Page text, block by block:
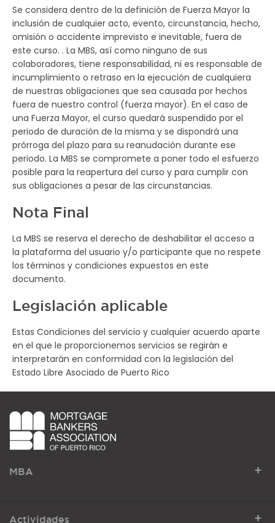
Se considera dentro de la definición de Fuerza Mayor la
inclusión de cualquier acto, evento, circunstancia, hecho,
omisión o accidente imprevisto e inevitable, fuera de
este curso. . La MBS, así como ninguno de sus
colaboradores, tiene responsabilidad, ni es responsable de
incumplimiento o retraso en la ejecución de cualquiera
de nuestras obligaciones que sea causada por hechos
fuera de nuestro control (fuerza mayor). En el caso de
una Fuerza Mayor, el curso quedará suspendido por el
periodo de duración de la misma y se dispondrá una
prórroga del plazo para su reanudación durante ese
periodo. La MBS se compromete a poner todo el esfuerzo
posible para la reapertura del curso y para cumplir con
sus obligaciones a pesar de las circunstancias.
Nota Final
La MBS se reserva el derecho de deshabilitar el acceso a
la plataforma del usuario y/o participante que no respete
los términos y condiciones expuestos en este
documento.
Legislación aplicable
Estas Condiciones del servicio y cualquier acuerdo aparte
en el que le proporcionemos servicios se regirán e
interpretarán en conformidad con la legislación del
Estado Libre Asociado de Puerto Rico
MBA +
Actividades +